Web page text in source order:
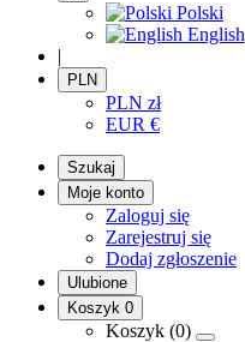
Polski
English
|
PLN
PLN zł
EUR €
Szukaj
Moje konto
Zaloguj się
Zarejestruj się
Dodaj zgłoszenie
Ulubione
Koszyk 0
Koszyk (0)